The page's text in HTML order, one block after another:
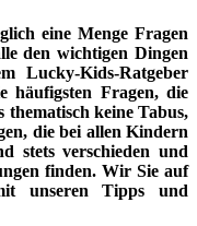
eine Menge Fragen
den wichtigen Dingen
Lucky-Kids-Ratgeber
häufigsten Fragen, die
thematisch keine Tabus,
die bei allen Kindern
stets verschieden und
finden. Wir Sie auf
unseren Tipps und